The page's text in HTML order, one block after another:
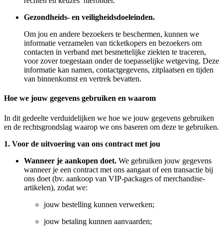
Gezondheids- en veiligheidsdoeleinden.
Om jou en andere bezoekers te beschermen, kunnen we
informatie verzamelen van ticketkopers en bezoekers om
contacten in verband met besmettelijke ziekten te traceren,
voor zover toegestaan onder de toepasselijke wetgeving. Deze
informatie kan namen, contactgegevens, zitplaatsen en tijden
van binnenkomst en vertrek bevatten.
Hoe we jouw gegevens gebruiken en waarom
In dit gedeelte verduidelijken we hoe we jouw gegevens gebruiken
en de rechtsgrondslag waarop we ons baseren om deze te gebruiken.
1. Voor de uitvoering van ons contract met jou
Wanneer je aankopen doet. We gebruiken jouw gegevens
wanneer je een contract met ons aangaat of een transactie bij
ons doet (bv. aankoop van VIP-packages of merchandise-
artikelen), zodat we:
jouw bestelling kunnen verwerken;
jouw betaling kunnen aanvaarden;